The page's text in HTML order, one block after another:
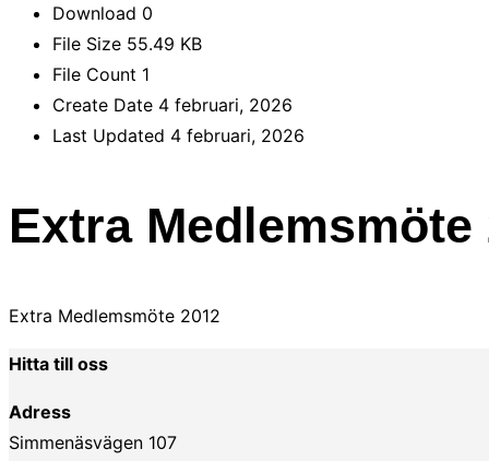
Download 0
File Size 55.49 KB
File Count 1
Create Date 4 februari, 2026
Last Updated 4 februari, 2026
Extra Medlemsmöte
Extra Medlemsmöte 2012
Hitta till oss
Adress
Simmenäsvägen 107